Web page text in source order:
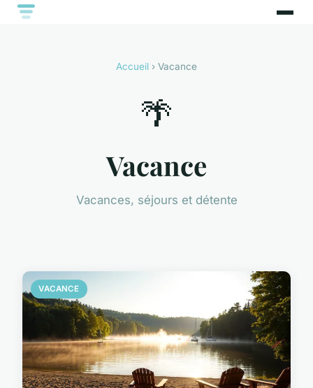
Accueil › Vacance
🌴
Vacance
Vacances, séjours et détente
VACANCE